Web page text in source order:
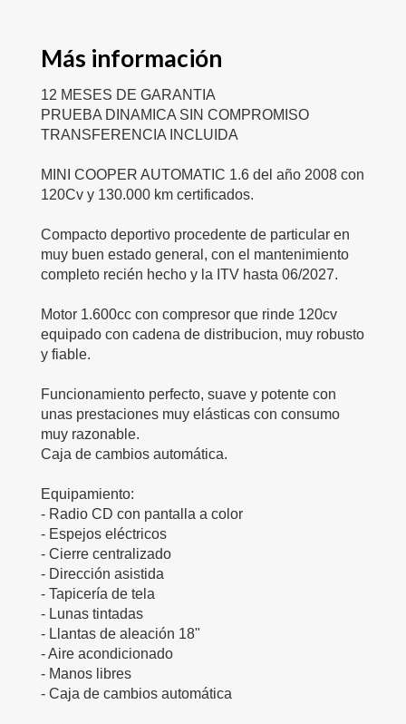
Más información
12 MESES DE GARANTIA
PRUEBA DINAMICA SIN COMPROMISO
TRANSFERENCIA INCLUIDA
MINI COOPER AUTOMATIC 1.6 del año 2008 con
120Cv y 130.000 km certificados.
Compacto deportivo procedente de particular en
muy buen estado general, con el mantenimiento
completo recién hecho y la ITV hasta 06/2027.
Motor 1.600cc con compresor que rinde 120cv
equipado con cadena de distribucion, muy robusto
y fiable.
Funcionamiento perfecto, suave y potente con
unas prestaciones muy elásticas con consumo
muy razonable.
Caja de cambios automática.
Equipamiento:
- Radio CD con pantalla a color
- Espejos eléctricos
- Cierre centralizado
- Dirección asistida
- Tapicería de tela
- Lunas tintadas
- Llantas de aleación 18"
- Aire acondicionado
- Manos libres
- Caja de cambios automática